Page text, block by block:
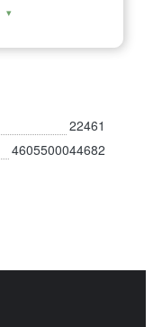
22461
4605500044682